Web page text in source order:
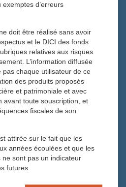
PERCOL, structure la
qui s'affirme et qui s'élargit
stratégies, une philosophie
TIEPOLO : SIX
UNE
d’erreurs
doit être réalisé sans avoir
et le DICI des fonds
relatives aux risques
L’information diffusée
pas chaque utilisateur de ce
des produits proposés
et patrimoniale et avec
avant toute souscription, et
fiscales de son
attirée sur le fait que les
années écoulées et que les
sont pas un indicateur
futures.